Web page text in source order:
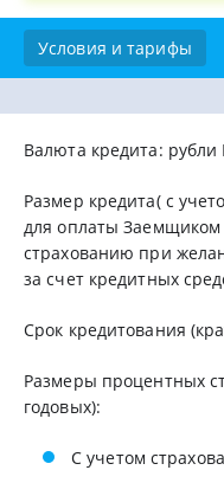
Условия и тарифы
Валюта кредита: рубли
Размер кредита( с
для оплаты
страхованию при
за счет кредитных
Срок кредитования
Размеры процентных
годовых):
С учетом